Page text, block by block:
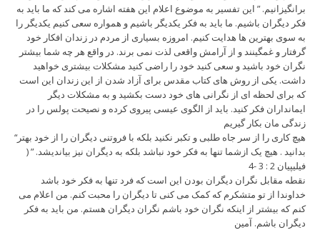
برانگیزانیم. ” این تفسیر به موضوع اعلام این هفته اشاره می کند که ما باید به
فکر دیگران باشیم. ما باید به فکر یکدیگر باشیم و همواره سعی کنیم یکدیگر را
به سوی بهترین ها هدایت کنیم. امروزه بسیاری از مردم در زندان افکار خود
گرفتار و غمگینند و از آرامش واقعی لذت نمی برند. در واقع هر چه شما بیشتر
نگران خود باشید و سعی کنید خود را راضی کنید مشکلات بیشتری خواهید
داشت. یکی از روش های کتاب مقدس برای آزاد شدن از این زندان این است
که برای لحظه ای از نگرانی های خود دست بکشید و به مشکلات دیگر
ایمانداران فکر کنید. باید از الگوی عیسی پیروی کرده و نصیحت پولس را در
زندگی مان بکار گیریم
“هیچ کاری را از سر جاه طلبی و تکبر نکنید بلکه با فروتنی دیگران را از خود بهتر
بدانید . هیچ یک ازشما تنها به فکر خود نباشد بلکه به دیگران نیز بیاندیشد. ” (
فیلیپیان 2 : 3 -4
نقطه مقابل نگران دیگران بودن این است که فرد تنها به فکر خود باشد
خداوندا از تو متشکرم که کمک می کنی تا دیگران را محبت کنم. من اعلام می
کنم که بیشتر از اینکه نگران خود باشم نگران دیگران هستم. من باید به فکر
دیگران باشم. آمین